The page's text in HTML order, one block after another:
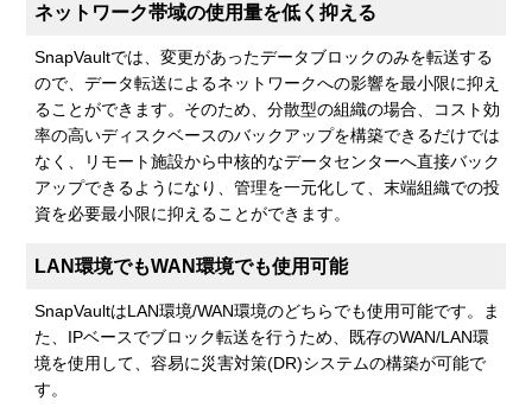
ネットワーク帯域の使用量を低く抑える
SnapVaultでは、変更があったデータブロックのみを転送する
ので、データ転送によるネットワークへの影響を最小限に抑え
ることができます。そのため、分散型の組織の場合、コスト効
率の高いディスクベースのバックアップを構築できるだけでは
なく、リモート施設から中核的なデータセンターへ直接バック
アップできるようになり、管理を一元化して、末端組織での投
資を必要最小限に抑えることができます。
LAN環境でもWAN環境でも使用可能
SnapVaultはLAN環境/WAN環境のどちらでも使用可能です。ま
た、IPベースでブロック転送を行うため、既存のWAN/LAN環
境を使用して、容易に災害対策(DR)システムの構築が可能で
す。